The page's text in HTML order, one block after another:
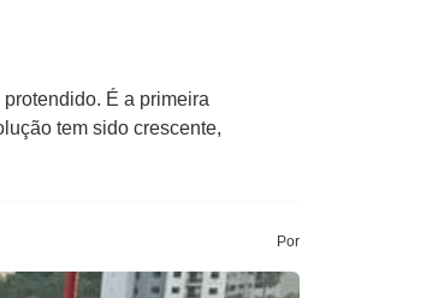
É a primeira
tem sido crescente,
Por